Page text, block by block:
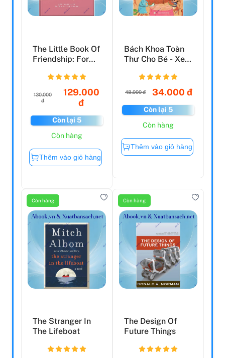
The Little Book Of
Friendship: For
130.000
đ
129.000
đ
Còn lại 5
Còn hàng
Thêm vào giỏ hàng
Bách Khoa Toàn
Thư Cho Bé - Xe
48.000 đ 34.000 đ
Còn lại 5
Còn hàng
Thêm vào giỏ hàng
Còn hàng
The Stranger In
The Lifeboat
Còn hàng
The Design Of
Future Things